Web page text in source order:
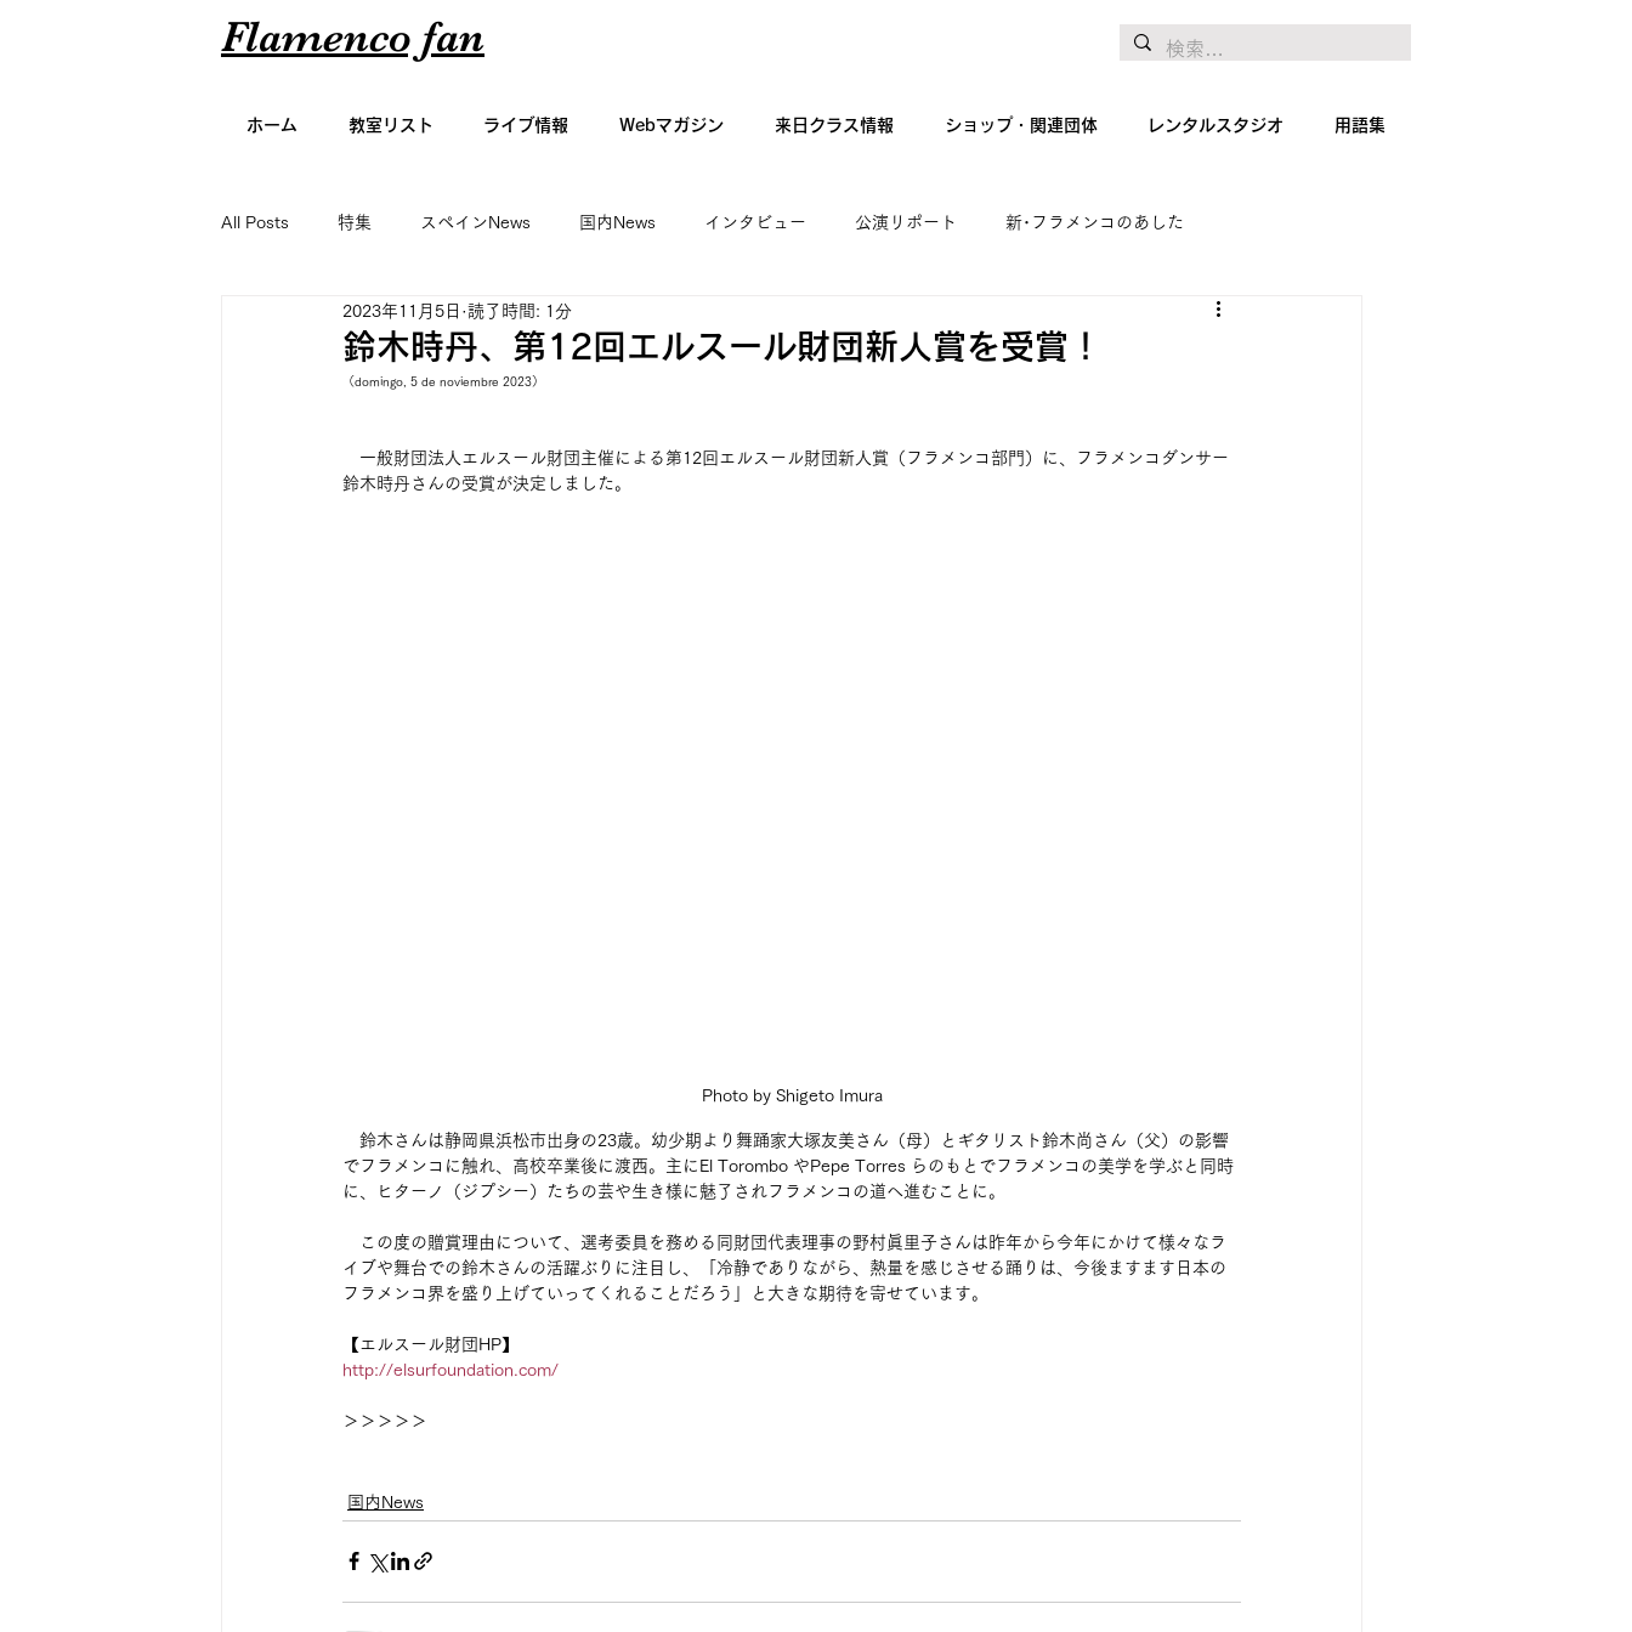
Flamenco fan
ホーム 教室リスト ライブ情報 Webマガジン 来日クラス情報 ショップ・関連団体 レンタルスタジオ 用語集
All Posts 特集 スペインNews 国内News インタビュー 公演リポート 新･フラメンコのあした
アーティスト名鑑 エッセイ 絵画
鈴木時丹、第12回エルスール財団新人賞を受賞！
2023年11月5日 読了時間: 1分
（domingo, 5 de noviembre 2023）
一般財団法人エルスール財団主催による第12回エルスール財団新人賞（フラメンコ部門）に、フラメンコダンサー
鈴木時丹さんの受賞が決定しました。
Photo by Shigeto Imura
鈴木さんは静岡県浜松市出身の23歳。幼少期より舞踊家大塚友美さん（母）とギタリスト鈴木尚さん（父）の影響
でフラメンコに触れ、高校卒業後に渡西。主にEl Torombo やPepe Torres らのもとでフラメンコの美学を学ぶと同時
に、ヒターノ（ジプシー）たちの芸や生き様に魅了されフラメンコの道へ進むことに。
この度の贈賞理由について、選考委員を務める同財団代表理事の野村眞里子さんは昨年から今年にかけて様々なラ
イブや舞台での鈴木さんの活躍ぶりに注目し、「冷静でありながら、熱量を感じさせる踊りは、今後ますます日本の
フラメンコ界を盛り上げていってくれることだろう」と大きな期待を寄せています。
【エルスール財団HP】
http://elsurfoundation.com/
＞＞＞＞＞
国内News